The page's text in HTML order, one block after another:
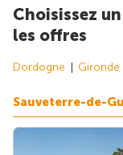
Choisissez
les offres
Dordogne Gironde
Sauveterre-de-